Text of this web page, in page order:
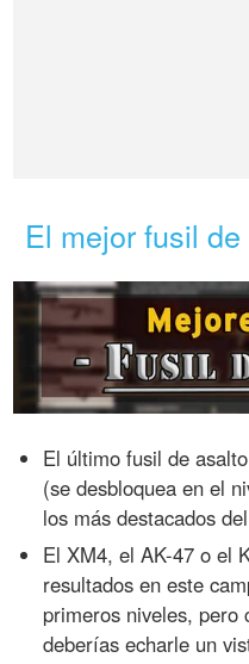
El mejor fusil
El último fusil de
(se desbloquea en el
los más destacados
El XM4, el AK-47 o el
resultados en este
primeros niveles, pero
deberías echarle un